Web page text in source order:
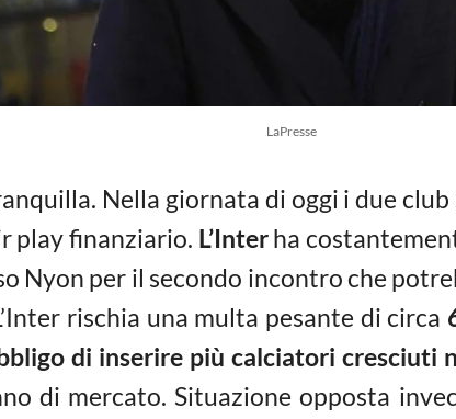
LaPresse
Nella giornata di oggi i due club
play finanziario. L’Interha
Nyon per il secondo incontro che
rischia una multa pesante di circa
di inserire più calciatori cresciuti
di mercato. Situazione opposta